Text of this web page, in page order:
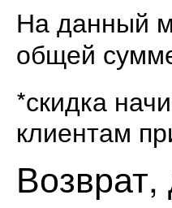
На данный
общей
*скидка
клиентам